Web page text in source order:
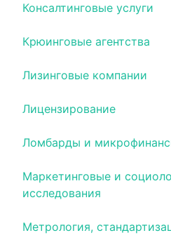
Консалтинговые услуги
Крюинговые агентства
Лизинговые компании
Лицензирование
Ломбарды и
Маркетинговые и
исследования
Метрология,